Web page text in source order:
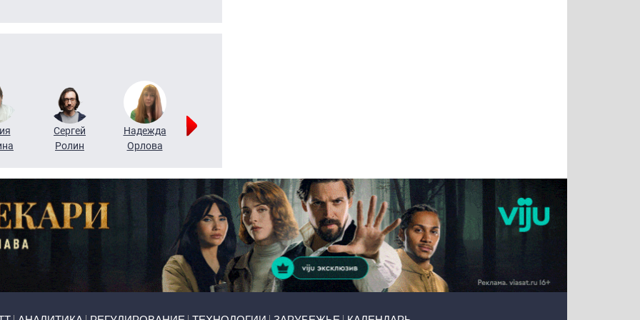
Сергей
Ролин
Надежда
Орлова